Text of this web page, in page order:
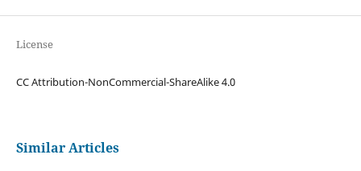
License
CC Attribution-NonCommercial-ShareAlike 4.0
Similar Articles